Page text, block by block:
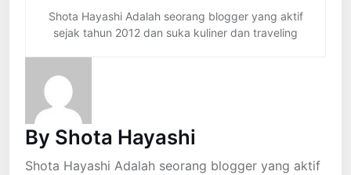
Shota Hayashi Adalah seorang blogger yang aktif
sejak tahun 2012 dan suka kuliner dan traveling
By Shota Hayashi
Shota Hayashi Adalah seorang blogger yang aktif